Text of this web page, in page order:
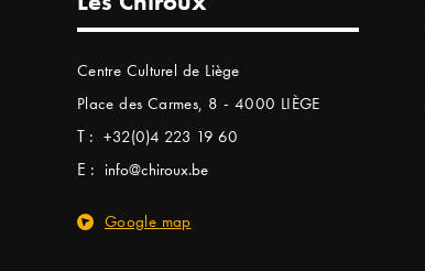
Centre Culturel de Liège
Place des Carmes, 8 - 4000 LIÈGE
T : +32(0)4 223 19 60
E : info@chiroux.be
Google map